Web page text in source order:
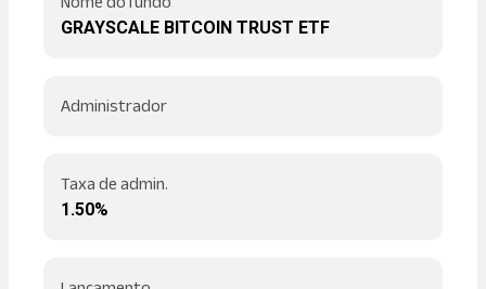
GRAYSCALE BITCOIN TRUST ETF
Administrador
Taxa de admin.
1.50%